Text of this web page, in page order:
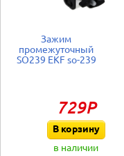
Зажим
промежуточный
SO239 EKF so-239
729Р
В корзину
в наличии